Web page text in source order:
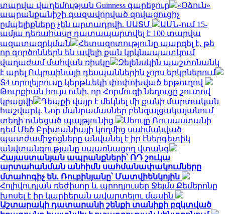
տարվա վաղեմության Guinness գարեջուր
«Օձուն»
ապրանքանիշի գազավորված զովացուցիչ
ըմպելիքները չեն արտադրվի. ՍԱՏՄ
ԱՄՆ-ում 15-
ամյա դեռահասը դատապարտվել է 100 տարվա
ազատազրկման
Հետազոտությունը պարզել է, թե
որ գործոններն են ավելի քան կրկնապատկում
վաղաժամ մահվան ռիսկը
Զելենսկին պաշտոնանկ
է արել Ուկրաինայի դեսպաններին չորս երկրներում
Տ4 տրոլեյբուսը կերթևեկի փոփոխված երթուղով
Թուրքիան հույս ունի, որ Հորմուզի նեղուցը շուտով
կբացվի
Դեպքի վայր է մեկնել մի քանի մարտական
հաշվարկ. Նոր մանրամասներ բենզալցակայանում
տեղի ունեցած պայթյունից
Սեուլը Ռուսաստանի
դեմ Մեծ Բրիտանիայի կողմից սահմանված
պատժամիջոցները անվանել է իր էներգետիկ
անվտանգությանը սպառնացող վտանգ
Հայաստանյան ապրանքների՝ ՌԴ շուկա
արտահանման անհիմն սահմանափակումները
մտահոգիչ են. Ռուբինյանը՝ Մատվիենկոյին
Հոլիվուդյան ռեժիսոր և պրոդյուսեր Ջեյմս Քեմերոնը
խոսել է իր կարիերան ավարտելու մասին
Աշտարակի դատարանի շենքի տանիքի բզկտված